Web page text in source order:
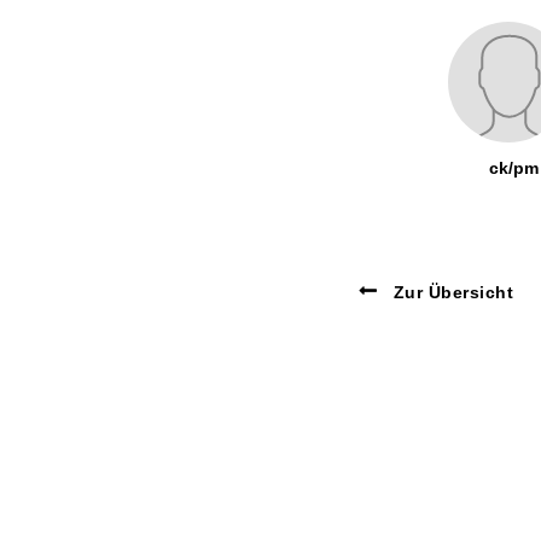
ck/pm
Zur Übersicht